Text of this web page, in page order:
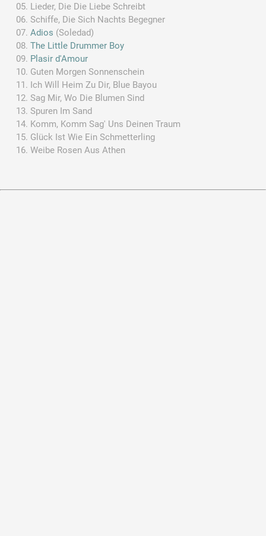
Lieder, Die Die Liebe Schreibt
Schiffe, Die Sich Nachts Begegner
Adios (Soledad)
The Little Drummer Boy
Plasir d'Amour
Guten Morgen Sonnenschein
Ich Will Heim Zu Dir, Blue Bayou
Sag Mir, Wo Die Blumen Sind
Spuren Im Sand
Komm, Komm Sag' Uns Deinen Traum
Glück Ist Wie Ein Schmetterling
Weibe Rosen Aus Athen